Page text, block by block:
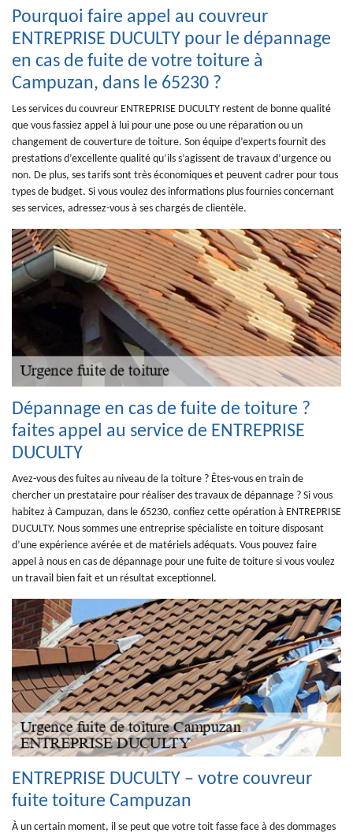
Pourquoi faire appel au couvreur
ENTREPRISE DUCULTY pour le dépannage
en cas de fuite de votre toiture à
Campuzan, dans le 65230 ?
Les services du couvreur ENTREPRISE DUCULTY restent de bonne qualité
que vous fassiez appel à lui pour une pose ou une réparation ou un
changement de couverture de toiture. Son équipe d’experts fournit des
prestations d’excellente qualité qu’ils s’agissent de travaux d’urgence ou
non. De plus, ses tarifs sont très économiques et peuvent cadrer pour tous
types de budget. Si vous voulez des informations plus fournies concernant
ses services, adressez-vous à ses chargés de clientèle.
Dépannage en cas de fuite de toiture ?
faites appel au service de ENTREPRISE
DUCULTY
Avez-vous des fuites au niveau de la toiture ? Êtes-vous en train de
chercher un prestataire pour réaliser des travaux de dépannage ? Si vous
habitez à Campuzan, dans le 65230, confiez cette opération à ENTREPRISE
DUCULTY. Nous sommes une entreprise spécialiste en toiture disposant
d’une expérience avérée et de matériels adéquats. Vous pouvez faire
appel à nous en cas de dépannage pour une fuite de toiture si vous voulez
un travail bien fait et un résultat exceptionnel.
ENTREPRISE DUCULTY – votre couvreur
fuite toiture Campuzan
À un certain moment, il se peut que votre toit fasse face à des dommages